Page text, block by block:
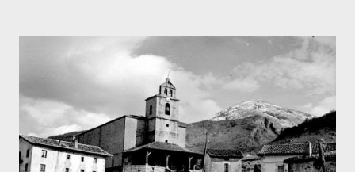
con el cetáceo que vino a morir junto a la arena. Según
cuentan las crónicas (no soy ningún especialista ni mucho
menos en biología marina), se trataba de un ejemplar joven de
cachalote. El nombre genérico ballena engloba a los cetáceos
de gran tamaño y se subdivide en Odontocetos (ballenas con
dientes) y Misticetos (ballenas con barbas) Dentro del primer